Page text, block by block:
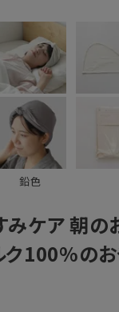
鉛色
みケア 朝の
ク100%の